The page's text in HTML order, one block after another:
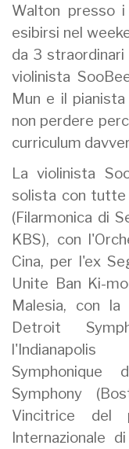
Walton presso
esibirsi nel
da 3 straordinari
violinista
Mun e il
non perdere
curriculum
La violinista
solista con tutte
(Filarmonica di
KBS), con
Cina, per l'ex
Unite Ban Ki-
Malesia, con la
Detroit
Symphony
Vincitrice del
Internazionale